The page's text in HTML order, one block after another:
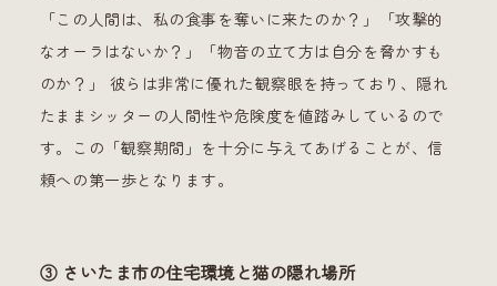
「この人間は、私の食事を奪いに来たのか？」「攻撃的
なオーラはないか？」「物音の立て方は自分を脅かすも
のか？」 彼らは非常に優れた観察眼を持っており、隠れ
たままシッターの人間性や危険度を値踏みしているので
す。この「観察期間」を十分に与えてあげることが、信
頼への第一歩となります。
③ さいたま市の住宅環境と猫の隠れ場所